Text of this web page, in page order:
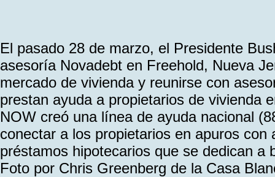
El pasado 28 de marzo, el Presidente
asesoría Novadebt en Freehold, Nueva
mercado de vivienda y reunirse con
prestan ayuda a propietarios de vivienda
NOW creó una línea de ayuda nacional
conectar a los propietarios en apuros con
préstamos hipotecarios que se dedican a
Foto por Chris Greenberg de la Casa